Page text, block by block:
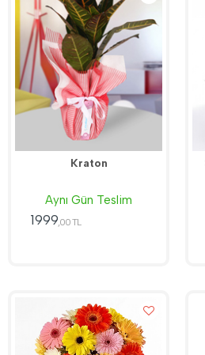
Kraton
Aynı Gün Teslim
1999 ,00 TL